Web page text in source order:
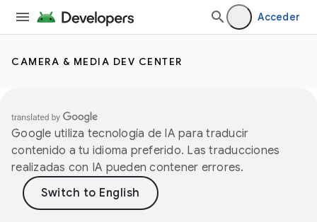
Acceder
CAMERA & MEDIA DEV CENTER
Google utiliza tecnología de IA para traducir
contenido a tu idioma preferido. Las traducciones
realizadas con IA pueden contener errores.